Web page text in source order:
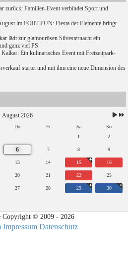
zurück: Familien-Event verbindet Sport und
im FORT FUN: Fiesta der Elemente bringt
lädt zur glamourösen Silvesternacht ein
ganz viel PS
Ein kulinarisches Event mit Freizeitpark-
startet und mit ihm eine neue Dimension des
August 2026
Do Fr Sa
So
1
2
6 7 8 9
13 14 15 16
20 21 22 23
27 28 29 30
Copyright © 2009 - 2026
Impressum Datenschutz